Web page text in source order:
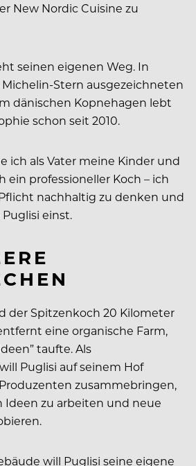
New Nordic Cuisine zu
seinen eigenen Weg. In
Stern ausgezeichneten
dänischen Kopnehagen lebt
schon seit 2010.
ich als Vater meine Kinder und
ein professioneller Koch – ich
nachhaltig zu denken und
einst.
der Spitzenkoch 20 Kilometer
eine organische Farm,
taufte. Als
Puglisi auf seinem Hof
zusammebringen,
Ideen zu arbeiten und neue
will Puglisi seine eigene